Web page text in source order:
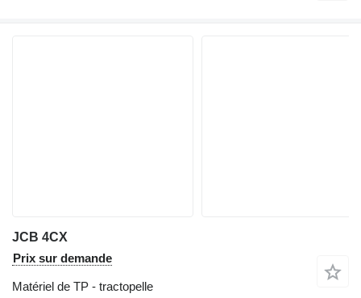
JCB 4CX
Prix sur demande
Matériel de TP - tractopelle